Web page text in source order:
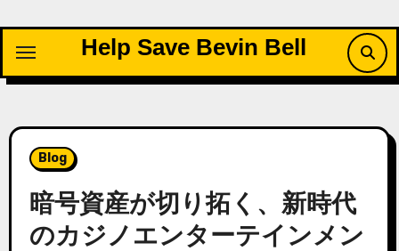
content
Help Save Bevin Bell
Blog
暗号資産が切り拓く、新時代
のカジノエンターテインメン